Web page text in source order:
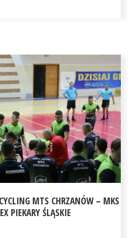
MTS CHRZANÓW – MKS
PIEKARY ŚLĄSKIE